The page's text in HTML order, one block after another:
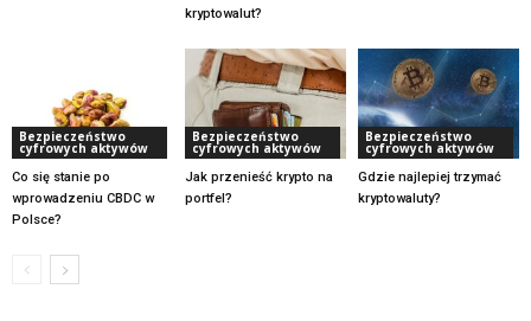
kryptowalut?
Bezpieczeństwo
cyfrowych aktywów
Co się stanie po
wprowadzeniu CBDC w
Polsce?
Bezpieczeństwo
cyfrowych aktywów
Jak przenieść krypto na
portfel?
Bezpieczeństwo
cyfrowych aktywów
Gdzie najlepiej trzymać
kryptowaluty?